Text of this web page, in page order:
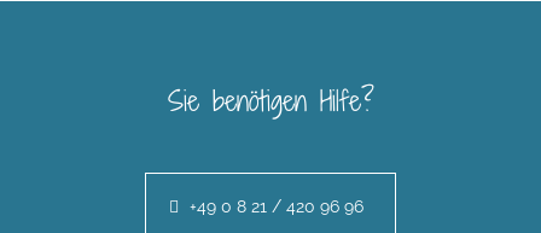
Sie benötigen Hilfe?
+49 0 8 21 / 420 96 96